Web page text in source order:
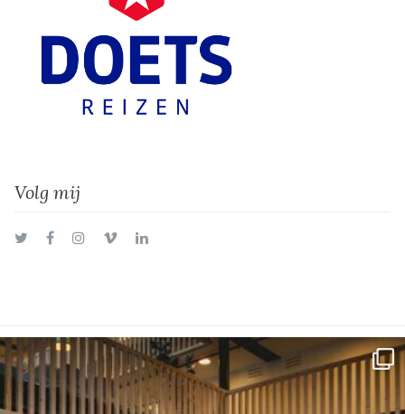
Volg mij
TwitterFacebookInstagram
VimeoLinkedIn